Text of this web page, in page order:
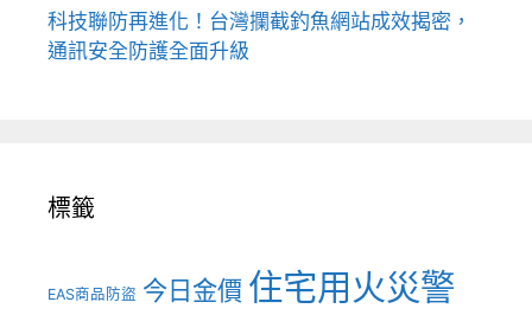
科技聯防再進化！台灣攔截釣魚網站成效揭密，
通訊安全防護全面升級
標籤
EAS商品防盜 今日金價 住宅用火災警